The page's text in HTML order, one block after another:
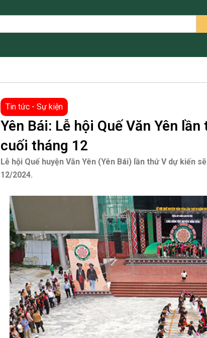
Tin tức - Sự kiện
Yên Bái: Lễ hội Quế Văn Yên
cuối tháng 12
Lễ hội Quế huyện Văn Yên (Yên Bái) lần thứ V dự kiến
12/2024.